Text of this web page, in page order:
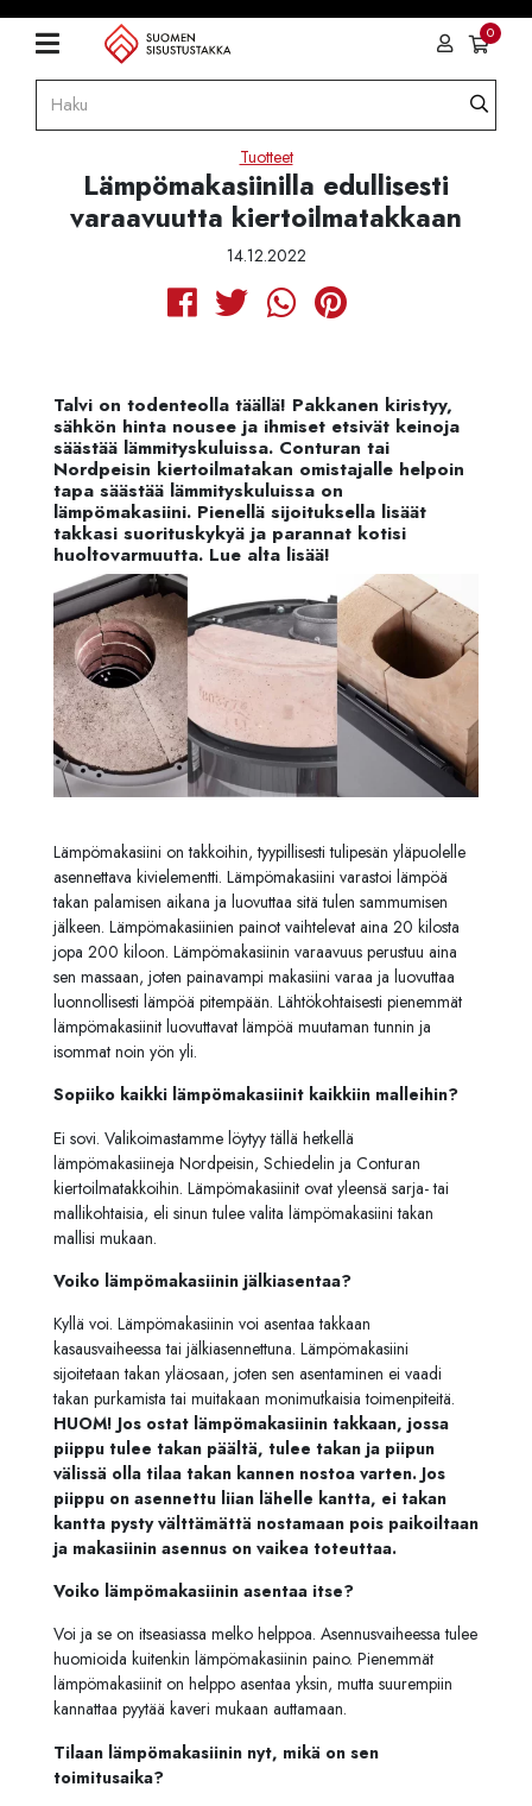
0
Tuotteet
Lämpömakasiinilla edullisesti
varaavuutta kiertoilmatakkaan
14.12.2022
Talvi on todenteolla täällä! Pakkanen kiristyy,
sähkön hinta nousee ja ihmiset etsivät keinoja
säästää lämmityskuluissa. Conturan tai
Nordpeisin kiertoilmatakan omistajalle helpoin
tapa säästää lämmityskuluissa on
lämpömakasiini. Pienellä sijoituksella lisäät
takkasi suorituskykyä ja parannat kotisi
huoltovarmuutta. Lue alta lisää!
Lämpömakasiini on takkoihin, tyypillisesti tulipesän yläpuolelle
asennettava kivielementti. Lämpömakasiini varastoi lämpöä
takan palamisen aikana ja luovuttaa sitä tulen sammumisen
jälkeen. Lämpömakasiinien painot vaihtelevat aina 20 kilosta
jopa 200 kiloon. Lämpömakasiinin varaavuus perustuu aina
sen massaan, joten painavampi makasiini varaa ja luovuttaa
luonnollisesti lämpöä pitempään. Lähtökohtaisesti pienemmät
lämpömakasiinit luovuttavat lämpöä muutaman tunnin ja
isommat noin yön yli.
Sopiiko kaikki lämpömakasiinit kaikkiin malleihin?
Ei sovi. Valikoimastamme löytyy tällä hetkellä
lämpömakasiineja Nordpeisin, Schiedelin ja Conturan
kiertoilmatakkoihin. Lämpömakasiinit ovat yleensä sarja- tai
mallikohtaisia, eli sinun tulee valita lämpömakasiini takan
mallisi mukaan.
Voiko lämpömakasiinin jälkiasentaa?
Kyllä voi. Lämpömakasiinin voi asentaa takkaan
kasausvaiheessa tai jälkiasennettuna. Lämpömakasiini
sijoitetaan takan yläosaan, joten sen asentaminen ei vaadi
takan purkamista tai muitakaan monimutkaisia toimenpiteitä.
HUOM! Jos ostat lämpömakasiinin takkaan, jossa
piippu tulee takan päältä, tulee takan ja piipun
välissä olla tilaa takan kannen nostoa varten. Jos
piippu on asennettu liian lähelle kantta, ei takan
kantta pysty välttämättä nostamaan pois paikoiltaan
ja makasiinin asennus on vaikea toteuttaa.
Voiko lämpömakasiinin asentaa itse?
Voi ja se on itseasiassa melko helppoa. Asennusvaiheessa tulee
huomioida kuitenkin lämpömakasiinin paino. Pienemmät
lämpömakasiinit on helppo asentaa yksin, mutta suurempiin
kannattaa pyytää kaveri mukaan auttamaan.
Tilaan lämpömakasiinin nyt, mikä on sen
toimitusaika?